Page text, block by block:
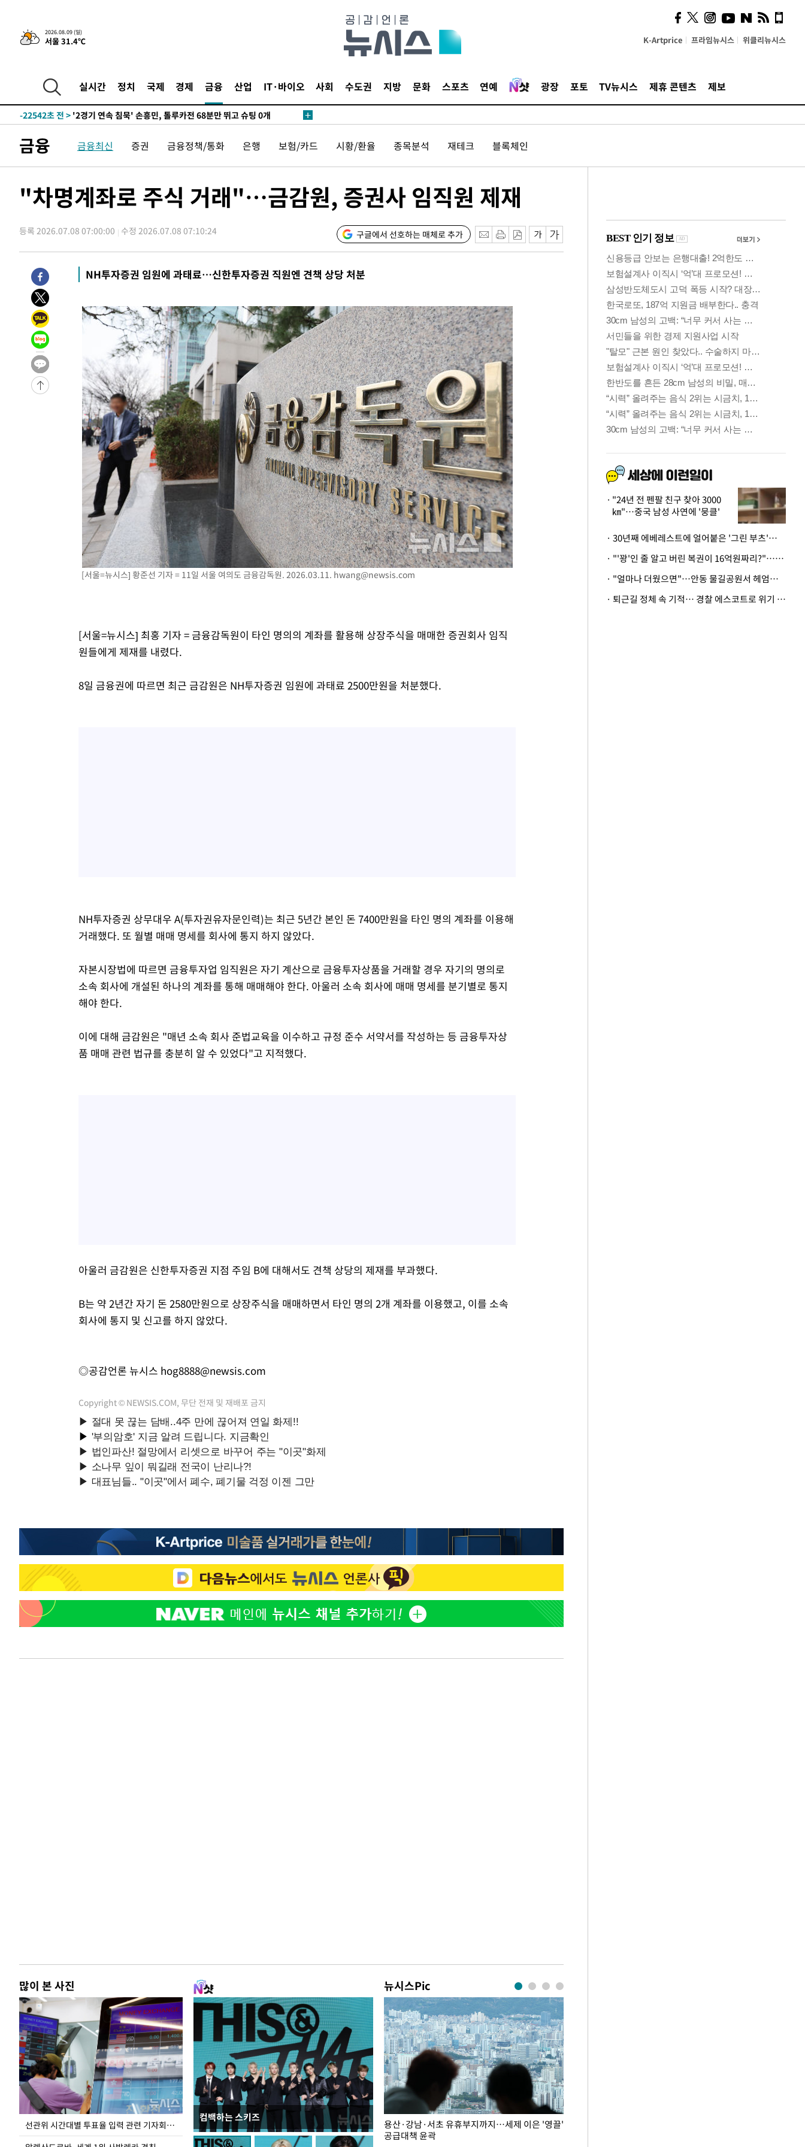
2026.08.09 (일)
서울 31.4℃ K-Artprice 프라임뉴시스 위클리뉴시스
실시간 정치 국제 경제 금융 산업 IT·바이오 사회 수도권 지방 문화 스포츠 연예 광장 포토 TV뉴시스 제휴 콘텐츠 제보
1시간 전 >“美 이란전 무기 소진…북한과 분쟁시 주한 미군 취약해질 수 있어”
-23343초 전 >
"얼마나 더웠으면"…안동 물길공원서 헤엄친 구렁이 '소동'
-23270초 전 >
-22542초 전 > '2경기 연속 침묵' 손흥민, 톨루카전 68분만 뛰고 슈팅 0개
-8176초 전 >
'여긴 20도, 저긴 50도'…열화상 카메라로 본 폭염 저감시설 '온도
-7647초 전 >콜롬비아 신임 우파 대통령 취임 하루만에 차량폭탄 폭발 사건
25분 전 >이군이 불법 군시설 건설한 레바논 남부에서 레바논군 3명 폭발로 부상
1시간 전 >美 국방부, 켄달 전 공군장관 보안허가 취소…“에어포스원 기밀정보, 언
1시간 전 >‘축구의 신’ 아르헨티나 축구 선수 메시의 부친 지병 별세
1시간 전 >
“美 이란전 무기 소진…북한과 분쟁시 주한 미군 취약해질 수 있어”
-27978초 전 >
[속보]장은수, KLPGA 제주삼다수 역전 우승…데뷔 10년 차에 첫
정상
-23343초 전 >
-23270초 전 >
손흥민, 68분 뛰고 2경기 침묵…LAFC, 톨루카에 1-0 승리(종합)
-22542초 전 >
'2경기 연속 침묵' 손흥민, 톨루카전 68분만 뛰고 슈팅 0개
-21294초 전 >
이강인, 오늘 서울서 AT마드리드 입단식…'전례 없는 특급대우'
-8176초 전 >
'여긴 20도, 저긴 50도'…열화상 카메라로 본 폭염 저감시설 '온도
-7647초 전 >
콜롬비아 신임 우파 대통령 취임 하루만에 차량폭탄 폭발 사건
튀르키예 외무장관, "메카 3국 방위협정은 이란이 목표 아냐 " 밝혀
이군이 불법 군시설 건설한 레바논 남부에서 레바논군 3명 폭발로 부상
[속보]美중부 사령관, 이스라엘 긴급방문 다중화된 전선 상황 논의
美 국방부, 켄달 전 공군장관 보안허가 취소…“에어포스원 기밀정보, 언
‘축구의 신’ 아르헨티나 축구 선수 메시의 부친 지병 별세
“美 이란전 무기 소진…북한과 분쟁시 주한 미군 취약해질 수 있어”
금융 금융최신 증권 금융정책/통화 은행 보험/카드 시황/환율 종목분석 재테크 블록체인
"차명계좌로 주식 거래"…금감원, 증권사 임직원 제재
등록 2026.07.08 07:00:00 수정 2026.07.08 07:10:24 구글에서 선호하는 매체로 추가
NH투자증권 임원에 과태료…신한투자증권 직원엔 견책 상당 처분
[서울=뉴시스] 황준선 기자 = 11일 서울 여의도 금융감독원. 2026.03.11. hwang@newsis.com
[서울=뉴시스] 최홍 기자 = 금융감독원이 타인 명의의 계좌를 활용해 상장주식을 매매한 증권회사 임직
원들에게 제재를 내렸다.
8일 금융권에 따르면 최근 금감원은 NH투자증권 임원에 과태료 2500만원을 처분했다.
NH투자증권 상무대우 A(투자권유자문인력)는 최근 5년간 본인 돈 7400만원을 타인 명의 계좌를 이용해
거래했다. 또 월별 매매 명세를 회사에 통지 하지 않았다.
자본시장법에 따르면 금융투자업 임직원은 자기 계산으로 금융투자상품을 거래할 경우 자기의 명의로
소속 회사에 개설된 하나의 계좌를 통해 매매해야 한다. 아울러 소속 회사에 매매 명세를 분기별로 통지
해야 한다.
이에 대해 금감원은 "매년 소속 회사 준법교육을 이수하고 규정 준수 서약서를 작성하는 등 금융투자상
품 매매 관련 법규를 충분히 알 수 있었다"고 지적했다.
아울러 금감원은 신한투자증권 지점 주임 B에 대해서도 견책 상당의 제재를 부과했다.
B는 약 2년간 자기 돈 2580만원으로 상장주식을 매매하면서 타인 명의 2개 계좌를 이용했고, 이를 소속
회사에 통지 및 신고를 하지 않았다.
◎공감언론 뉴시스 hog8888@newsis.com
Copyright © NEWSIS.COM, 무단 전재 및 재배포 금지
많이 본 사진
선관위 시간대별 투표율 입력 관련 기자회견하는 주진우 의원
컴백하는 스키즈
뉴시스Pic
주유소 기름값 12주째 하락, L당 1천800원대
용산·강남·서초 유휴부지까지…세제 이은 '영끌'
공급대책 윤곽
사이 해답 찾았죠"…알을
깨고 나온 '초자아'
"24년 전 펜팔 친구 찾아 3000
㎞"…중국 남성 사연에 '뭉클'
· 30년째 에베레스트에 얼어붙은 '그린 부츠'…드디어 가족 품으로
· "'꽝'인 줄 알고 버린 복권이 16억원짜리?"…극적으로 되찾은 사연
· "얼마나 더웠으면"…안동 물길공원서 헤엄친 구렁이 '소동'
· 퇴근길 정체 속 기적… 경찰 에스코트로 위기 넘긴 생후 2일 신생아